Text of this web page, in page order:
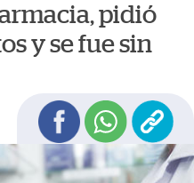
pidió
y se fue sin